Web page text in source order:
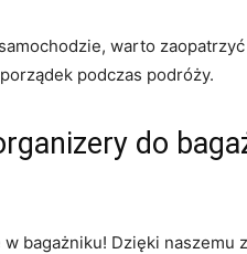
warto
podczas podróży.
do
‌w bagażniku! Dzięki naszemu